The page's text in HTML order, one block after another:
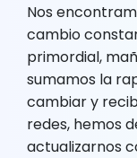
Nos
cambio
primordial,
sumamos la
cambiar y
redes, hemos
actualizarnos